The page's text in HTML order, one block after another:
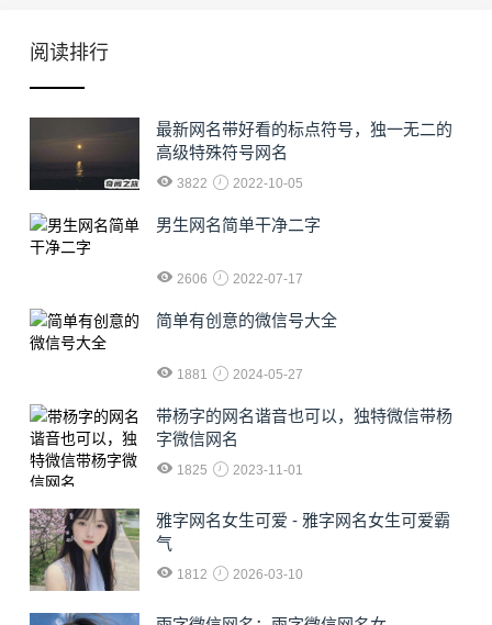
阅读排行
最新网名带好看的标点符号，独一无二的
高级特殊符号网名
3822 2022-10-05
男生网名简单干净二字
2606 2022-07-17
简单有创意的微信号大全
1881 2024-05-27
​带杨字的网名谐音也可以，独特微信带杨
字微信网名
1825 2023-11-01
雅字网名女生可爱 - 雅字网名女生可爱霸
气
1812 2026-03-10